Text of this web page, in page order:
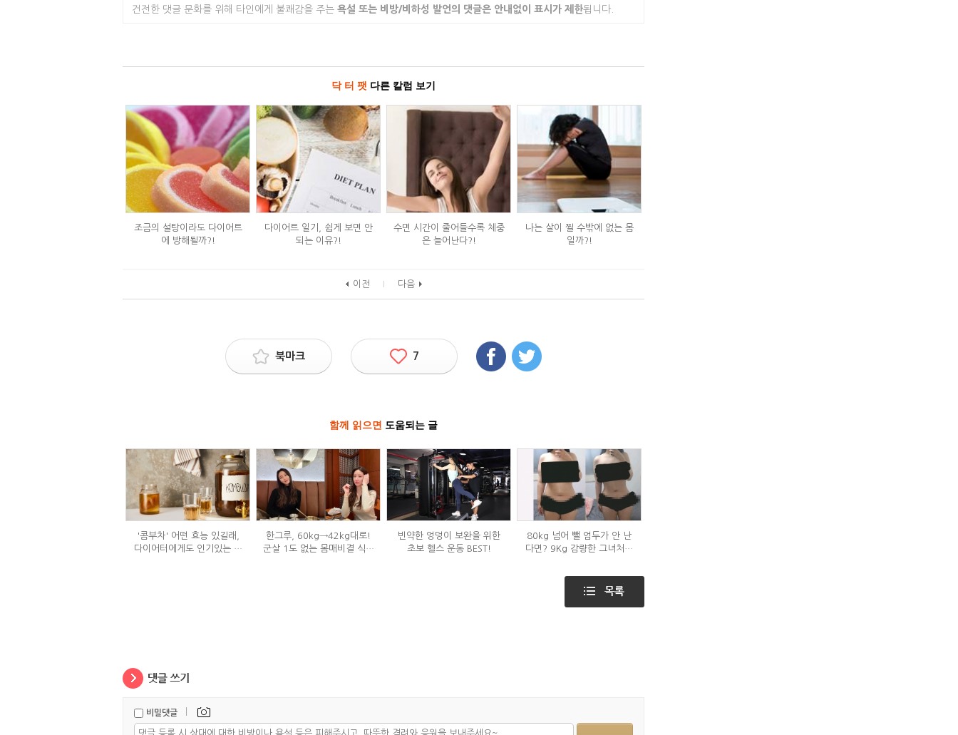
건전한 댓글 문화를 위해 타인에게 불쾌감을 주는 욕설 또는 비방/비하성 발언의 댓글은 안내없이 표시가 제한됩니다.
닥 터 팻 다른 칼럼 보기
조금의 설탕이라도 다이어트
에 방해될까?!
다이어트 일기, 쉽게 보면 안
되는 이유?!
수면 시간이 줄어들수록 체중
은 늘어난다?!
나는 살이 찔 수밖에 없는 몸
일까?!
이전 다음
북마크 7
함께 읽으면 도움되는 글
'콤부차' 어떤 효능 있길래,
다이어터에게도 인기있는 걸
한그루, 60kg→42kg대로!
군살 1도 없는 몸매비결 식단
빈약한 엉덩이 보완을 위한
초보 헬스 운동 BEST!
80kg 넘어 뺄 엄두가 안 난
다면? 9Kg 감량한 그녀처럼
비밀댓글